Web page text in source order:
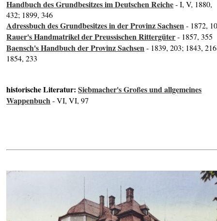
Handbuch des Grundbesitzes im Deutschen Reiche- I, V, 1880,
432; 1899, 346
Adressbuch des Grundbesitzes in der Provinz Sachsen- 1872,
Rauer's Handmatrikel der Preussischen Rittergüter- 1857, 355
Baensch's Handbuch der Provinz Sachsen- 1839, 203; 1843,
1854, 233
historische Literatur:Siebmacher's Großes und allgemeines
Wappenbuch- VI, VI, 97